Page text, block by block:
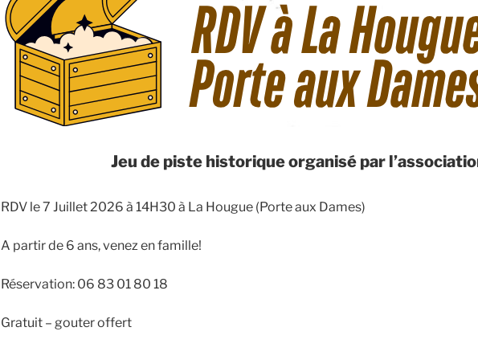
Jeu de piste historique organisé par
RDV le 7 Juillet 2026 à 14H30 à La Hougue (Porte aux Dames)
A partir de 6 ans, venez en famille!
Réservation: 06 83 01 80 18
Gratuit – gouter offert